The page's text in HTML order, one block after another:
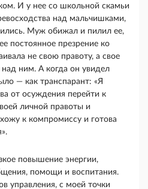
И у нее со школьной скамьи
над мальчишками,
Муж обижал и пилил ее,
постоянное презрение ко
не свою правоту, а свое
ним. А когда он увидел
— как транспарант: «Я
от осуждения перейти к
личной правоты и
к компромиссу и готова
повышение энер­гии,
помощи и вос­питания.
управления, с моей точки